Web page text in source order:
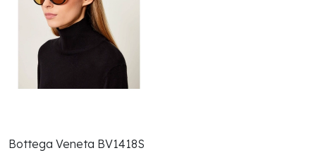
Bottega Veneta BV1418S